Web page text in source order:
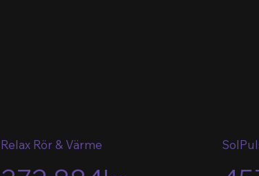
Relax Rör & Värme